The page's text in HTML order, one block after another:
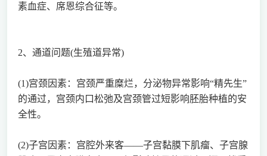
素血症、席恩综合征等。
2、通道问题(生殖道异常)
(1)宫颈因素：宫颈严重糜烂，分泌物异常影响“精先生”
的通过，宫颈内口松弛及宫颈管过短影响胚胎种植的安
全性。
(2)子宫因素：宫腔外来客——子宫黏膜下肌瘤、子宫腺